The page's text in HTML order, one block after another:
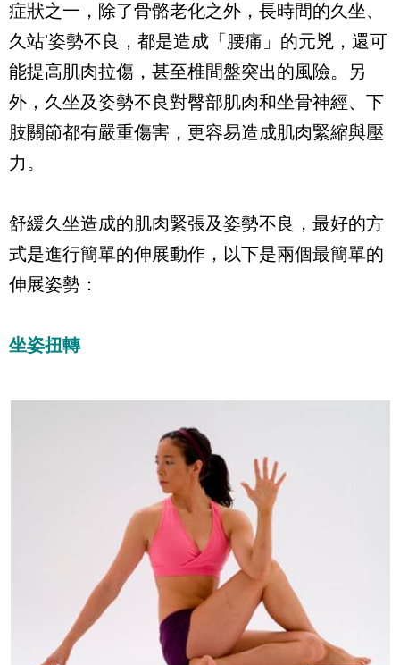
症狀之一，除了骨骼老化之外，長時間的久坐、
久站'姿勢不良，都是造成「腰痛」的元兇，還可
能提高肌肉拉傷，甚至椎間盤突出的風險。另
外，久坐及姿勢不良對臀部肌肉和坐骨神經、下
肢關節都有嚴重傷害，更容易造成肌肉緊縮與壓
力。
舒緩久坐造成的肌肉緊張及姿勢不良，最好的方
式是進行簡單的伸展動作，以下是兩個最簡單的
伸展姿勢：
坐姿扭轉